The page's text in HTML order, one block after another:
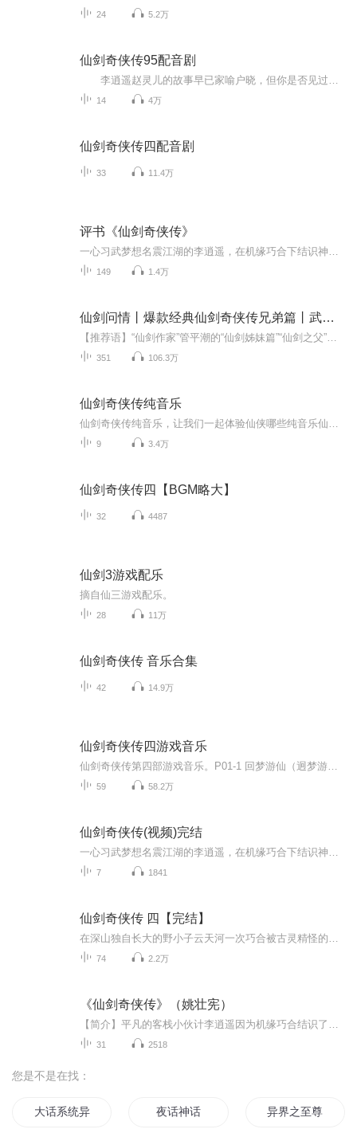
24 5.2万
仙剑奇侠传95配音剧
14 4万
仙剑奇侠传四配音剧
33 11.4万
评书《仙剑奇侠传》
149 1.4万
仙剑问情丨爆款经典仙剑奇侠传兄弟篇丨武侠仙侠畅销书
351 106.3万
仙剑奇侠传纯音乐
9 3.4万
仙剑奇侠传四【BGM略大】
32 4487
仙剑3游戏配乐
摘自仙三游戏配乐。
28 11万
仙剑奇侠传 音乐合集
42 14.9万
仙剑奇侠传四游戏音乐
59 58.2万
仙剑奇侠传(视频)完结
7 1841
仙剑奇侠传 四【完结】
74 2.2万
《仙剑奇侠传》（姚壮宪）
31 2518
您是不是在找：
大话系统异界游 夜话神话 异界之至尊神话